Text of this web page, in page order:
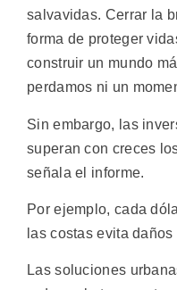
salvavidas. Cerrar la
forma de proteger
construir un mundo
perdamos ni un
Sin embargo, las
superan con creces
señala el informe.
Por ejemplo, cada
las costas evita
Las soluciones